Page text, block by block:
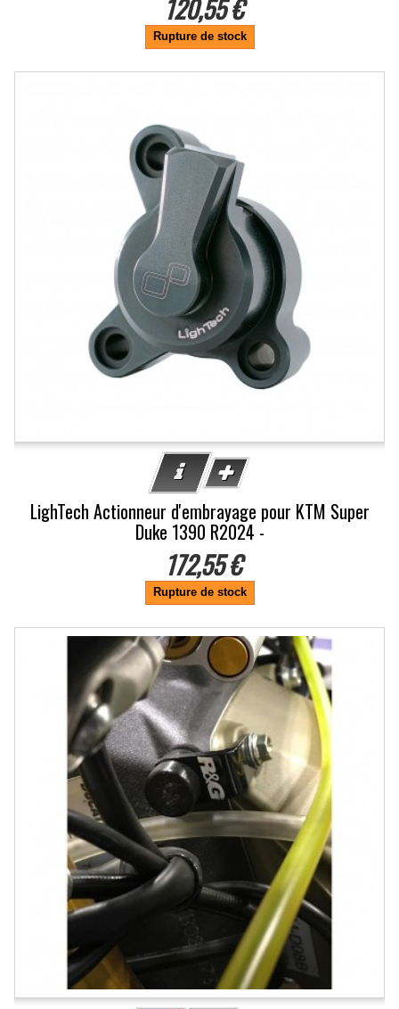
120,55 €
Rupture de stock
LighTech Actionneur d'embrayage pour KTM Super
Duke 1390 R2024 -
172,55 €
Rupture de stock